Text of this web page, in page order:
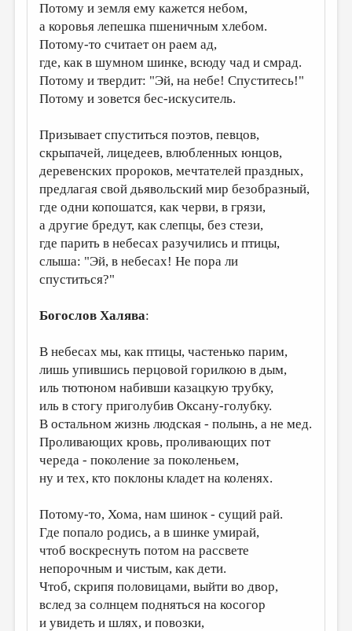
КНИЖНАЯ ПОЛКА
ОБЗОР ЛИТЕРАТУРЫ
СТРАНИЦЫ ПАМЯТИ
ОБЪЯВЛЕНИЯ
РЕДКОЛЛЕГИЯ
ОТ РЕДАКЦИИ
МАЛАЯ ПРОЗА
ЭССЕИСТИКА
ЛИТЕРАТУРОВЕДЕНИЕ
КУЛЬТУРОВЕДЕНИЕ
ПУБЛИЦИСТИКА
РЕЦЕНЗИРОВАНИЕ
ЦИКЛЫ ПУБЛИКАЦИЙ
МЕДИА
ВКОНТАКТЕ
Потому и земля ему кажется небом,
а коровья лепешка пшеничным хлебом.
Потому-то считает он раем ад,
где, как в шумном шинке, всюду чад и смрад.
Потому и твердит: "Эй, на небе! Спуститесь!"
Потому и зовется бес-искуситель.
Призывает спуститься поэтов, певцов,
скрыпачей, лицедеев, влюбленных юнцов,
деревенских пророков, мечтателей праздных,
предлагая свой дьявольский мир безобразный,
где одни копошатся, как черви, в грязи,
а другие бредут, как слепцы, без стези,
где парить в небесах разучились и птицы,
слыша: "Эй, в небесах! Не пора ли
спуститься?"
Богослов Халява:
В небесах мы, как птицы, частенько парим,
лишь упившись перцовой горилкою в дым,
иль тютюном набивши казацкую трубку,
иль в стогу приголубив Оксану-голубку.
В остальном жизнь людская - полынь, а не мед.
Проливающих кровь, проливающих пот
череда - поколение за поколеньем,
ну и тех, кто поклоны кладет на коленях.
Потому-то, Хома, нам шинок - сущий рай.
Где попало родись, а в шинке умирай,
чтоб воскреснуть потом на рассвете
непорочным и чистым, как дети.
Чтоб, скрипя половицами, выйти во двор,
вслед за солнцем подняться на косогор
и увидеть и шлях, и повозки,